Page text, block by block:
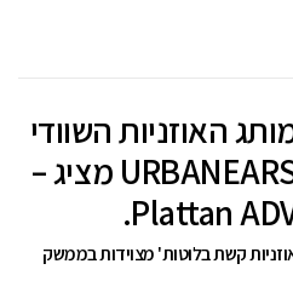
האוזניות השוודי
URBANEARS מציג –
Plattan
קשת בלוטות' מצוידות בממשק